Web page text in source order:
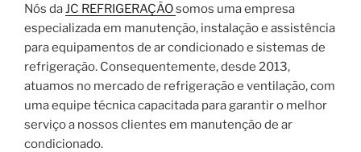
Nós daJC REFRIGERAÇÃOsomos uma empresa
especializada em manutenção, instalação e assistência
para equipamentos de ar condicionado e sistemas de
refrigeração. Consequentemente, desde 2013,
atuamos no mercado de refrigeração e ventilação, com
uma equipe técnica capacitada para garantir o melhor
serviço a nossos clientes em manutenção de ar
condicionado.